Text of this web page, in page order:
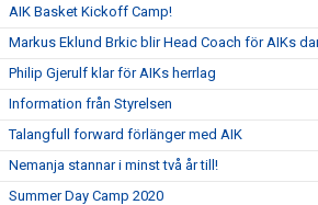
AIK Basket Kickoff Camp!
Markus Eklund Brkic blir Head Coach för AIKs
Philip Gjerulf klar för AIKs herrlag
Information från Styrelsen
Talangfull forward förlänger med AIK
Nemanja stannar i minst två år till!
Summer Day Camp 2020